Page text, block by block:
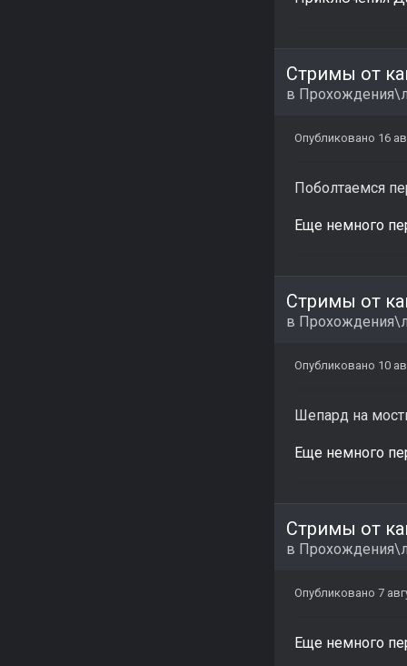
Стримы от
в
Опубликовано 16
Поболтаемся
Еще немного
Стримы от
в
Опубликовано 10
Шепард на
Еще немного
Стримы от
в
Опубликовано 7
Еще немного